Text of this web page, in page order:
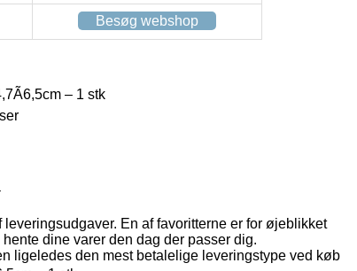
Besøg webshop
– 1 stk
En af favoritterne er for øjeblikket
dine varer den dag der passer dig.
ligeledes den mest betalelige leveringstype ved køb